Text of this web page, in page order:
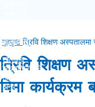
कला/शैली
खेलकुद
सूचना/प्रविधि
विश्व
अन्य
गृहपृष्ठ त्रिवि शिक्षण अस्पतालमा
त्रिवि शिक्षण
बिमा कार्यक्रम